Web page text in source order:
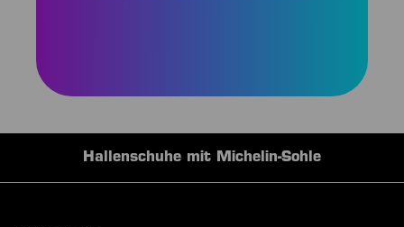
Hallenschuhe mit Michelin-Sohle